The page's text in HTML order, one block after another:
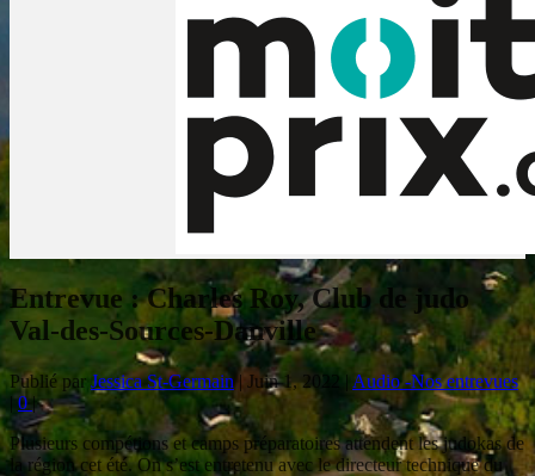
Entrevue : Charles Roy, Club de judo
Val-des-Sources-Danville
Publié par Jessica St-Germain| Juin 1, 2022 | Audio -Nos entrevues
|0|
Plusieurs compétions et camps préparatoires attendent les judokas de
la région cet été. On s’est entretenu avec le directeur technique du